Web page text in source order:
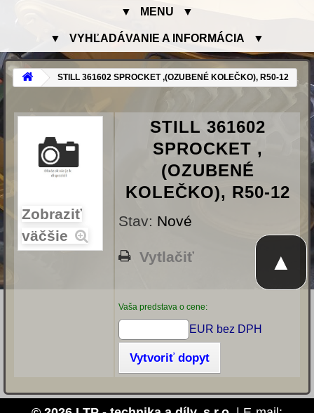
▼ MENU ▼
▼ VYHĽADÁVANIE A INFORMÁCIA ▼
STILL 361602 SPROCKET ,(OZUBENÉ KOLEČKO), R50-12
Zobraziť
väčšie
STILL 361602
SPROCKET ,
(OZUBENÉ
KOLEČKO), R50-12
Stav: Nové
Vytlačiť
Vaša predstava o cene:
EUR bez DPH
Vytvoriť dopyt
▲